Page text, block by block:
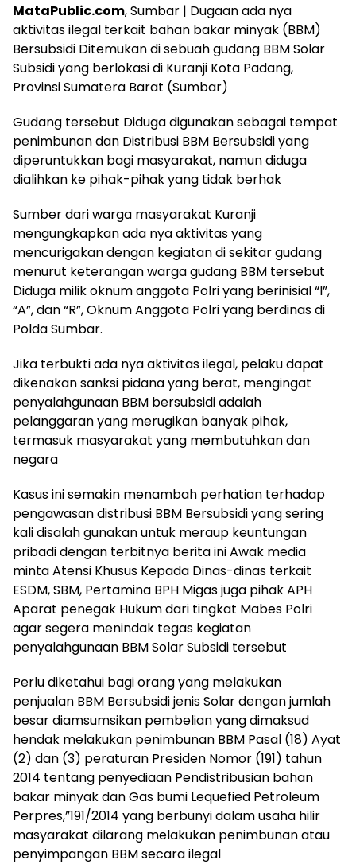
MataPublic.com, Sumbar | Dugaan ada nya
aktivitas ilegal terkait bahan bakar minyak (BBM)
Bersubsidi Ditemukan di sebuah gudang BBM Solar
Subsidi yang berlokasi di Kuranji Kota Padang,
Provinsi Sumatera Barat (Sumbar)
Gudang tersebut Diduga digunakan sebagai tempat
penimbunan dan Distribusi BBM Bersubsidi yang
diperuntukkan bagi masyarakat, namun diduga
dialihkan ke pihak-pihak yang tidak berhak
Sumber dari warga masyarakat Kuranji
mengungkapkan ada nya aktivitas yang
mencurigakan dengan kegiatan di sekitar gudang
menurut keterangan warga gudang BBM tersebut
Diduga milik oknum anggota Polri yang berinisial “I”,
“A”, dan “R”, Oknum Anggota Polri yang berdinas di
Polda Sumbar.
Jika terbukti ada nya aktivitas ilegal, pelaku dapat
dikenakan sanksi pidana yang berat, mengingat
penyalahgunaan BBM bersubsidi adalah
pelanggaran yang merugikan banyak pihak,
termasuk masyarakat yang membutuhkan dan
negara
Kasus ini semakin menambah perhatian terhadap
pengawasan distribusi BBM Bersubsidi yang sering
kali disalah gunakan untuk meraup keuntungan
pribadi dengan terbitnya berita ini Awak media
minta Atensi Khusus Kepada Dinas-dinas terkait
ESDM, SBM, Pertamina BPH Migas juga pihak APH
Aparat penegak Hukum dari tingkat Mabes Polri
agar segera menindak tegas kegiatan
penyalahgunaan BBM Solar Subsidi tersebut
Perlu diketahui bagi orang yang melakukan
penjualan BBM Bersubsidi jenis Solar dengan jumlah
besar diamsumsikan pembelian yang dimaksud
hendak melakukan penimbunan BBM Pasal (18) Ayat
(2) dan (3) peraturan Presiden Nomor (191) tahun
2014 tentang penyediaan Pendistribusian bahan
bakar minyak dan Gas bumi Lequefied Petroleum
Perpres,”191/2014 yang berbunyi dalam usaha hilir
masyarakat dilarang melakukan penimbunan atau
penyimpangan BBM secara ilegal